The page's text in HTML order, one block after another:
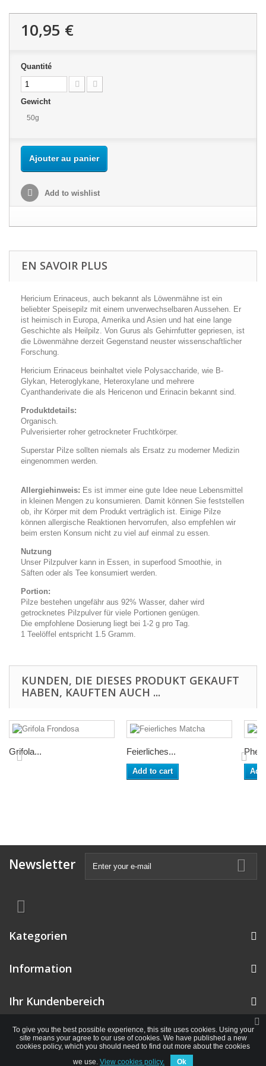
10,95 €
Quantité
Gewicht
50g
Ajouter au panier
Add to wishlist
EN SAVOIR PLUS
Hericium Erinaceus, auch bekannt als Löwenmähne ist ein
beliebter Speisepilz mit einem unverwechselbaren Aussehen. Er
ist heimisch in Europa, Amerika und Asien und hat eine lange
Geschichte als Heilpilz. Von Gurus als Gehirnfutter gepriesen, ist
die Löwenmähne derzeit Gegenstand neuster wissenschaftlicher
Forschung.
Hericium Erinaceus beinhaltet viele Polysaccharide, wie B-
Glykan, Heteroglykane, Heteroxylane und mehrere
Cyanthanderivate die als Hericenon und Erinacin bekannt sind.
Produktdetails:
Organisch.
Pulverisierter roher getrockneter Fruchtkörper.
Superstar Pilze sollten niemals als Ersatz zu moderner Medizin
eingenommen werden.
Allergiehinweis: Es ist immer eine gute Idee neue Lebensmittel
in kleinen Mengen zu konsumieren. Damit können Sie feststellen
ob, ihr Körper mit dem Produkt verträglich ist. Einige Pilze
können allergische Reaktionen hervorrufen, also empfehlen wir
beim ersten Konsum nicht zu viel auf einmal zu essen.
Nutzung
Unser Pilzpulver kann in Essen, in superfood Smoothie, in
Säften oder als Tee konsumiert werden.
Portion:
Pilze bestehen ungefähr aus 92% Wasser, daher wird
getrocknetes Pilzpulver für viele Portionen genügen.
Die empfohlene Dosierung liegt bei 1-2 g pro Tag.
1 Teelöffel entspricht 1.5 Gramm.
KUNDEN, DIE DIESES PRODUKT GEKAUFT
HABEN, KAUFTEN AUCH ...
Grifola... Feierliches...
Add to cart
Newsletter
Kategorien
Information
Ihr Kundenbereich
To give you the best possible experience, this site uses cookies. Using your
site means your agree to our use of cookies. We have published a new
cookies policy, which you should need to find out more about the cookies
we use. View cookies policy. Ok